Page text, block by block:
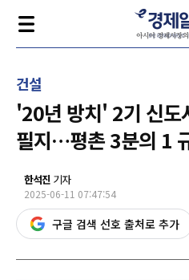
건설
'20년 방치' 2기 신
필지…평촌 3분의 1
한석진 기자
2025-06-11 07:47:54
구글 검색 선호 출처로 추가